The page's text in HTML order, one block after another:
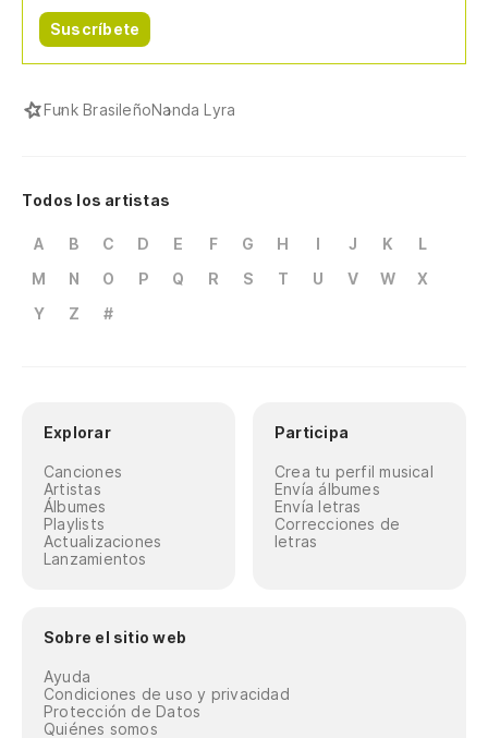
Suscríbete
Funk BrasileñoNanda Lyra
Todos los artistas
A B C D E F G H I J K
L
M
N O P Q R S T U V W
X
Y
Z #
Explorar
Canciones
Artistas
Álbumes
Playlists
Actualizaciones
Lanzamientos
Participa
Crea tu perfil musical
Envía álbumes
Envía letras
Correcciones de
letras
Sobre el sitio web
Ayuda
Condiciones de uso y privacidad
Protección de Datos
Quiénes somos